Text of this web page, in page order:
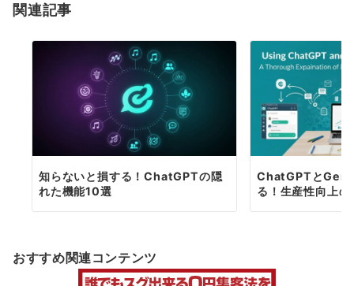
ン
関連記事
知らないと損する！ChatGPTの隠
れた機能10選
ChatGPTと
る！生産性向上
おすすめ関連コンテンツ